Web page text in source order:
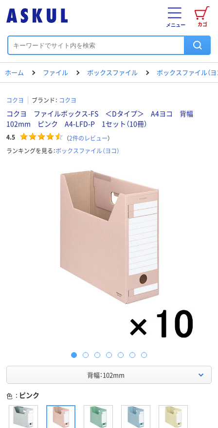
カゴ
メニュー
ホーム ファイル ボックスファイル ボックスファイル（ヨ
コクヨ ブランド： コクヨ
コクヨ ファイルボックス-FS ＜Dタイプ＞ A4ヨコ 背幅
102mm ピンク A4-LFD-P 1セット（10冊）
4.5 （2件のレビュー）
ランキングを見る：ボックスファイル（ヨコ）
背幅：102mm
色 ピンク